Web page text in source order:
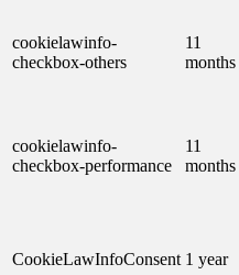
cookielawinfo-
checkbox-others
11
months
cookielawinfo-
checkbox-performance
11
months
CookieLawInfoConsent 1 year